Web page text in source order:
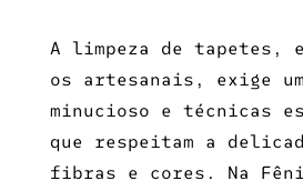
A limpeza de tapetes,
os artesanais, exige
minucioso e técnicas
que respeitam a
fibras e cores. Na